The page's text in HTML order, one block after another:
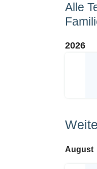
Alle
2026
August